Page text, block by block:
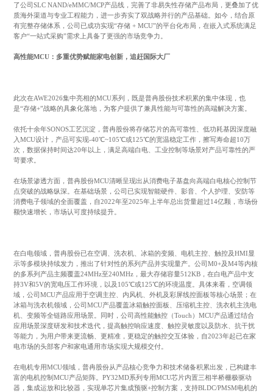
了公司SLC NAND/eMMC/MCP产品线，完善了非易失性存储产品布局，更叠加了优
质海外渠道与专业工程能力，进一步夯实了双战略并行的产品基础。如今，结合原
有完整存储体系，公司已成功实现“存储 + MCU”的平台化布局，在嵌入式系统满足
客户“一站式采购”需求上具备了更强的市场竞争力。
高性能MCU：多重优势赋能家电创新，追赶国际大厂
此次在AWE2026集中亮相的MCU系列，既是普冉股份技术积累的集中体现，也
是“存储+”战略的具象化落地，为客户提供了兼具性能与可靠性的高端解决方案。
依托十余年SONOS工艺沉淀，普冉股份将存储芯片的高可靠性、低功耗基因深度融
入MCU设计，产品可实现-40℃~105℃或125℃的宽温稳定工作，擦写寿命超10万
次，数据保持时间达20年以上，满足高端白电、工业控制等场景对产品可靠性的严
苛要求。
在场景渗透方面，普冉股份MCU清晰呈现出从消费电子基盘向高端白电核心控制节
点突破的战略纵深。在基础场景，公司已实现智能硬件、影音、个人护理、安防等
消费电子领域的全面覆盖，自2022年至2025年上半年总出货量超过14亿颗，市场份
额快速增长，市场认可度持续提升。
在白电领域，普冉股份已在空调、洗衣机、冰箱的变频、电机主控、触控及HMI显
示等多模块持续发力，推出了针对性的系列产品并实现量产。公司M0+及M4等内核
的多系列产品主频覆盖24MHz至240MHz，最大存储容量512KB，在白电产品中支
持3V和5V的宽电压工作环境，以及105℃或125℃的环境温度。具体来看，空调领
域，公司MCU产品应用于空调主控、内风机、外机及彩屏线控面板等核心场景；在
冰箱与洗衣机领域，公司MCU产品覆盖冰箱触控面板、压缩机主控、洗衣机主洗电
机、变频等全链路应用场景。同时，公司高性能触控（Touch）MCU产品通过结合
应用场景深度研发和技术迭代，提高触控响应速度、触控灵敏度以及防水、抗干扰
等能力，为用户带来更流畅、更精准，更稳定的触控交互体验，自2023年起已在家
电市场的头部客户和家电通用市场实现大规模交付。
在电机专用MCU领域，普冉股份从产品核心竞争力和技术储备积累出发，已构建丰
富的电机控制MCU产品矩阵。PY32MD系列专用MCU芯片内置三相半桥栅极驱动
器，集成运放和比较器，实现单芯片集成预驱+控制方案，支持BLDC/PMSM电机的